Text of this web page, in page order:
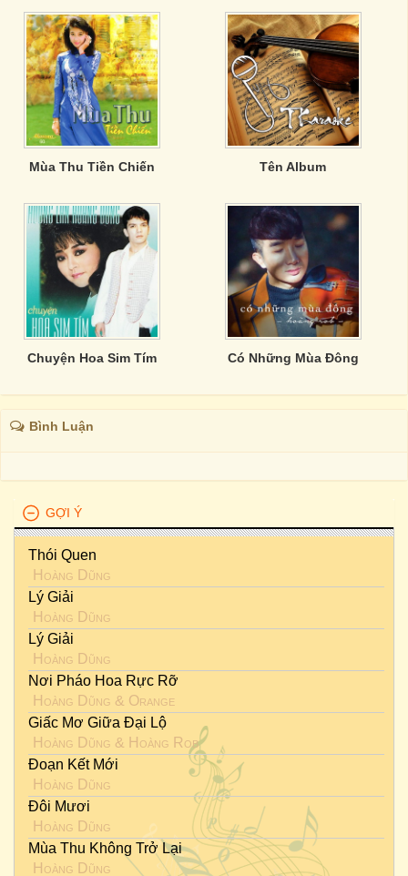
Mùa Thu Tiền Chiến Tên Album
Chuyện Hoa Sim Tím Có Những Mùa Đông
Bình Luận
GỢI Ý
Thói Quen
Hoàng Dũng
Lý Giải
Hoàng Dũng
Lý Giải
Hoàng Dũng
Nơi Pháo Hoa Rực Rỡ
Hoàng Dũng & Orange
Giấc Mơ Giữa Đại Lộ
Hoàng Dũng & Hoàng Rob
Đoạn Kết Mới
Hoàng Dũng
Đôi Mươi
Hoàng Dũng
Mùa Thu Không Trở Lại
Hoàng Dũng